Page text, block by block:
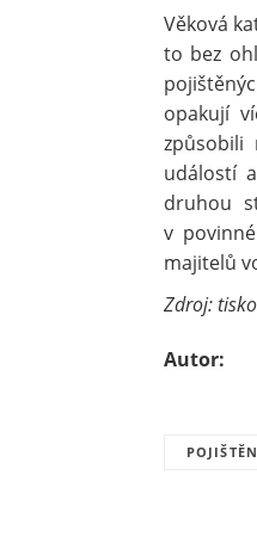
Věková
to bez
opakují
způsobili
událostí
druhou
v
majitelů
Zdroj:
Autor: